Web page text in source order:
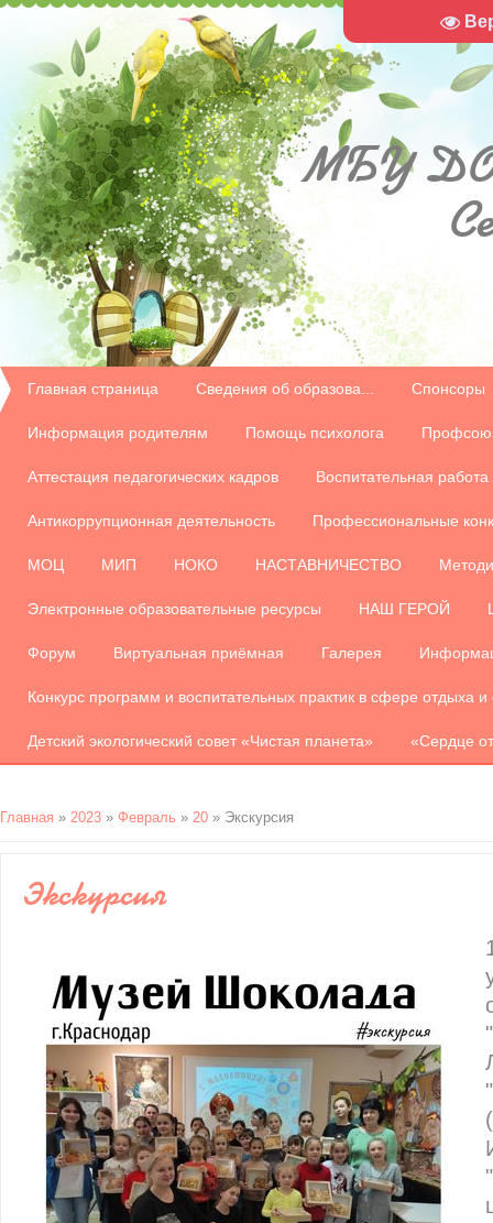
МБУ
Главная страница Сведения об образова... Спонсоры
Информация родителям Помощь психолога
Аттестация педагогических кадров Воспитательная работа
Антикоррупционная деятельность Профессиональные
МОЦ МИП НОКО НАСТАВНИЧЕСТВО
Электронные образовательные ресурсы НАШ ГЕРОЙ
Форум Виртуальная приёмная Галерея
Конкурс программ и воспитательных практик в сфере отдыха
Детский экологический совет «Чистая планета» «Сердце
Главная » 2023 » Февраль » 20 » Экскурсия
Экскурсия